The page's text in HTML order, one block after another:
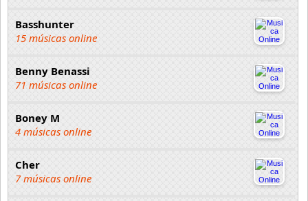
Basshunter
15 músicas online
Benny Benassi
71 músicas online
Boney M
4 músicas online
Cher
7 músicas online